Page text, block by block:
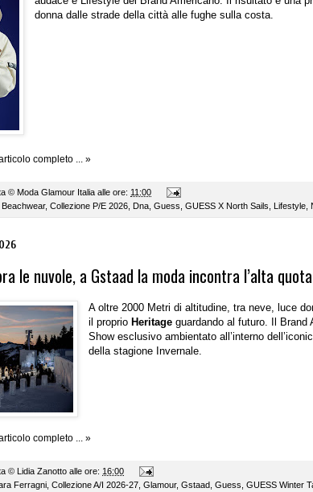
donna dalle strade della città alle fughe sulla costa.
completo ... »
© Moda Glamour Italia alle ore: 11:00
Beachwear, Collezione P/E 2026 Dna Guess GUESS X North Sails Lifestyle
le nuvole, a Gstaad la moda incontra l’alta quota
A oltre 2000 Metri di altitudine, tra neve, luce
il proprio Heritage guardando al futuro. Il Brand
Show esclusivo ambientato all’interno
della stagione Invernale.
completo ... »
© Lidia Zanotto alle ore: 16:00
Ferragni Collezione A/I 2026-27 Glamour, Gstaad Guess GUESS Winter